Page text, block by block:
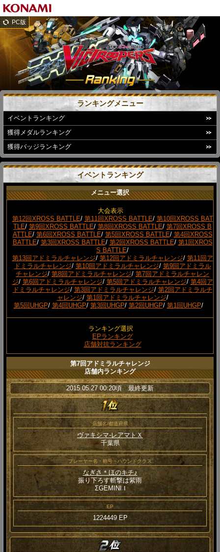
PC版
ランキングメニュー
イベントランキング
獲得メダルランキング
獲得バッジランキング
イベントランキング
メニュー選択
大会表示
第12回XROSS BATTLE/ 第11回XROSS BATTLE/ 第10回XROSS BAT
TLE/ 第9回XROSS BATTLE/ 第8回XROSS BATTLE/ 第7回XROSS B
ATTLE/ 第6回XROSS BATTLE/ 第5回XROSS BATTLE/ 第4回XROSS
BATTLE/ 第3回XROSS BATTLE/ 第2回XROSS BATTLE/ 第1回XROS
S BATTLE/
第13回アドミラルチャレンジ/ 第12回アドミラルチャレンジ/ 第11回ア
ドミラルチャレンジ/ 第10回アドミラルチャレンジ/ 第9回アドミラル
チャレンジ/ 第8回アドミラルチャレンジ/ 第7回アドミラルチャレン
ジ/ 第6回アドミラルチャレンジ/ 第5回アドミラルチャレンジ/ 第4回ア
ドミラルチャレンジ/ 第3回アドミラルチャレンジ/ 第2回アドミラルチ
ャレンジ/ 第1回アドミラルチャレンジ/
第5回UHGP/ 第4回UHGP/ 第3回UHGP/ 第2回UHGP/ 第1回UHGP/
ランキング選択
EPランキング
店舗対抗ランキング
第7回アドミラルチャレンジ
店舗内ランキング
2015.05.27 00:20頃 最終更新
店舗名/都道府県
ヴァキシマ‐レアマトＸ
千葉県
プレーヤー名・称号・ハウンドクラス
なぎさ＊ほのキチ♪
振り下ろす斬撃は紫雨
ΣGEMINI Ⅰ
EP
1224449 EP